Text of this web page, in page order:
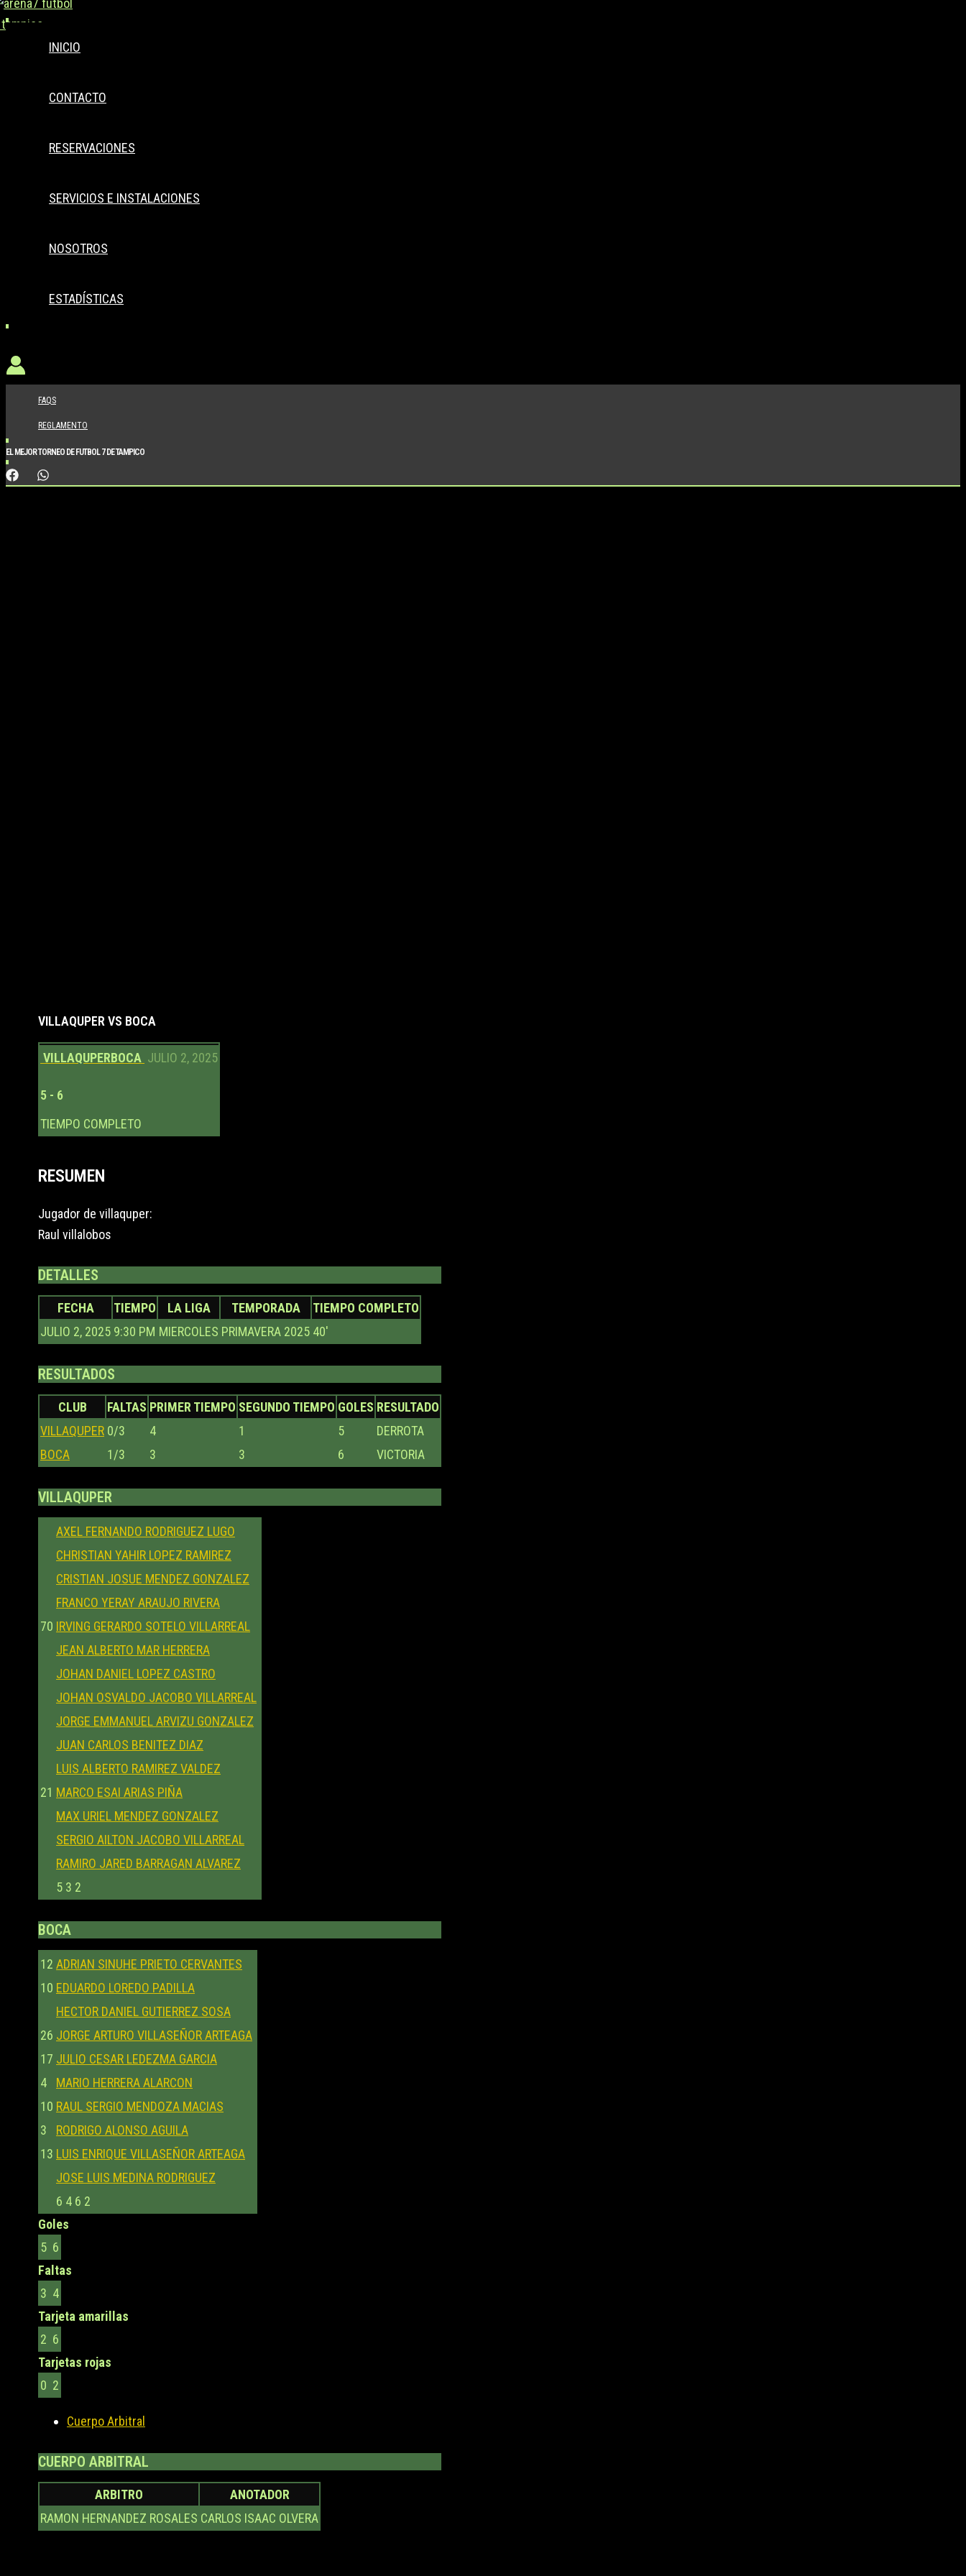
Ir
al
contenidoINICIO
CONTACTO
RESERVACIONES
SERVICIOS E INSTALACIONES
NOSOTROS
ESTADÍSTICAS
FAQS
REGLAMENTO
EL MEJOR TORNEO DE FUTBOL 7 DE TAMPICO
VILLAQUPER VS BOCA
VILLAQUPERBOCA JULIO 2, 2025
5 - 6
TIEMPO COMPLETO
RESUMEN
Jugador de villaquper:
Raul villalobos
DETALLES
FECHA TIEMPO LA LIGA TEMPORADA
TIEMPO COMPLETO
JULIO 2, 2025 9:30 PM MIERCOLES PRIMAVERA 2025 40'
RESULTADOS
CLUB FALTAS PRIMER TIEMPO SEGUNDO TIEMPO GOLES RESULTADO
VILLAQUPER 0/3 4 1 5
DERROTA
BOCA
1/3 3 3 6 VICTORIA
VILLAQUPER
AXEL FERNANDO RODRIGUEZ LUGO
CHRISTIAN YAHIR LOPEZ RAMIREZ
CRISTIAN JOSUE MENDEZ GONZALEZ
FRANCO YERAY ARAUJO RIVERA
70 IRVING GERARDO SOTELO VILLARREAL
JEAN ALBERTO MAR HERRERA
JOHAN DANIEL LOPEZ CASTRO
JOHAN OSVALDO JACOBO VILLARREAL
JORGE EMMANUEL ARVIZU GONZALEZ
JUAN CARLOS BENITEZ DIAZ
LUIS ALBERTO RAMIREZ VALDEZ
21 MARCO ESAI ARIAS PIÑA
MAX URIEL MENDEZ GONZALEZ
SERGIO AILTON JACOBO VILLARREAL
RAMIRO JARED BARRAGAN ALVAREZ
5 3 2
BOCA
12 ADRIAN SINUHE PRIETO CERVANTES
10 EDUARDO LOREDO PADILLA
HECTOR DANIEL GUTIERREZ SOSA
26 JORGE ARTURO VILLASEÑOR ARTEAGA
17 JULIO CESAR LEDEZMA GARCIA
4
MARIO HERRERA ALARCON
10 RAUL SERGIO MENDOZA MACIAS
3
RODRIGO ALONSO AGUILA
13 LUIS ENRIQUE VILLASEÑOR ARTEAGA
JOSE LUIS MEDINA RODRIGUEZ
6 4 6 2
Goles
5 6
Faltas
3 4
Tarjeta amarillas
2 6
Tarjetas rojas
0 2
Cuerpo Arbitral
CUERPO ARBITRAL
ARBITRO
ANOTADOR
RAMON HERNANDEZ ROSALES CARLOS ISAAC OLVERA
Buscar..